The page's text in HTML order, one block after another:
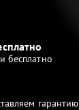
бесплатно
гарантию